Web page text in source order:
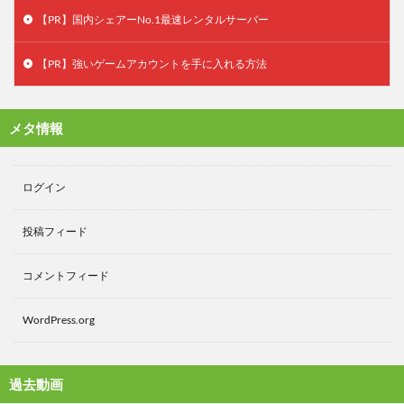
【PR】国内シェアーNo.1最速レンタルサーバー
【PR】強いゲームアカウントを手に入れる方法
メタ情報
ログイン
投稿フィード
コメントフィード
WordPress.org
過去動画